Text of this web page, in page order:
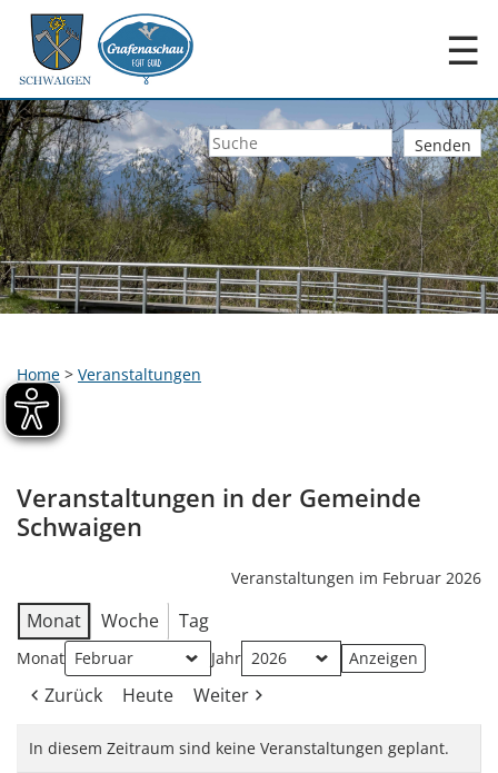
☰
Home > Veranstaltungen
Veranstaltungen in der Gemeinde
Schwaigen
Veranstaltungen im Februar 2026
Monat Woche Tag
Monat Jahr
Zurück Heute Weiter
In diesem Zeitraum sind keine Veranstaltungen geplant.